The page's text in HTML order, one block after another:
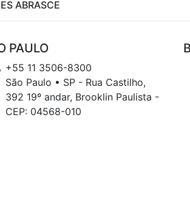
ABRASCE
PAULO
+55 11 3506-8300
São Paulo • SP - Rua Castilho,
392 19º andar, Brooklin Paulista -
CEP: 04568-010